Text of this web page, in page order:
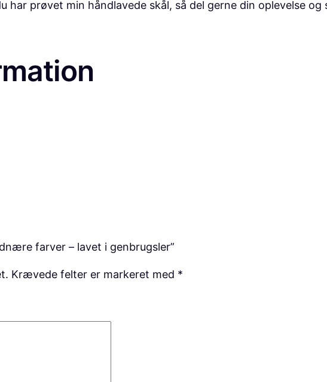
u
har prøvet min håndlavede skål, så del gerne din oplevelse
farver – lavet i genbrugsler”
Krævede felter er markeret med *